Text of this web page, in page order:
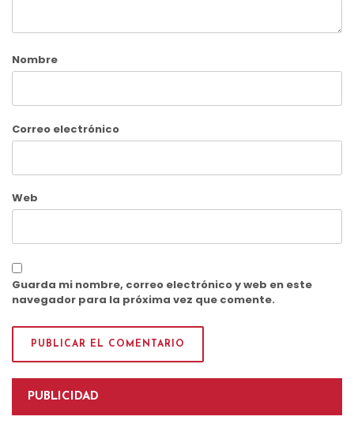
Nombre
Correo electrónico
Web
Guarda mi nombre, correo electrónico y web en este
navegador para la próxima vez que comente.
PUBLICIDAD